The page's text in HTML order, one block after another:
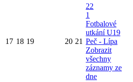
17 18 19 20 21
22
1
Fotbalové
utkání U19
Peč - Lípa
Zobrazit
všechny
záznamy ze
dne